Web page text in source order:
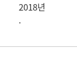
2018년
.